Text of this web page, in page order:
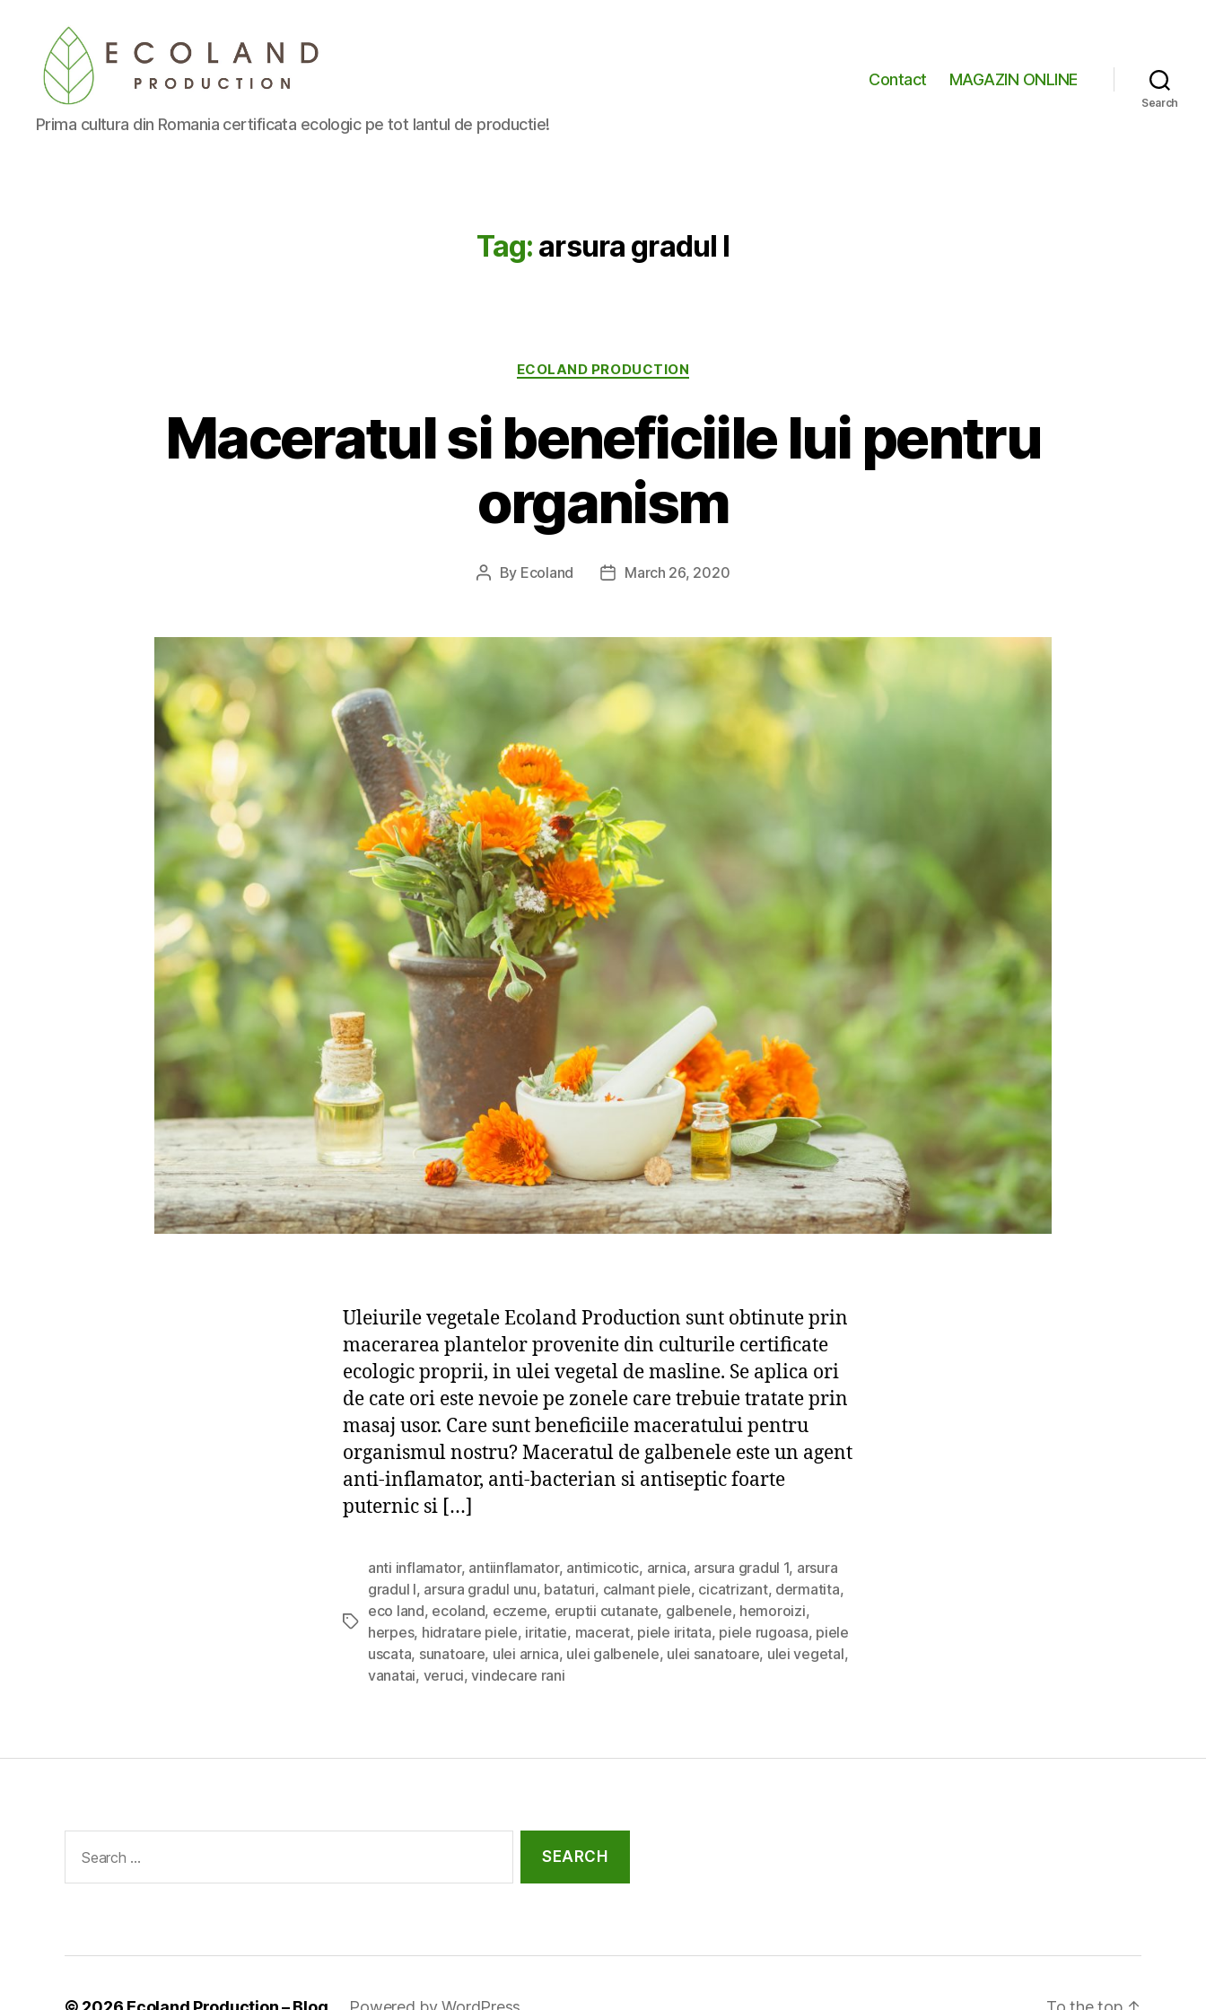
Ecoland
Production
Prima cultura din Romania certificata ecologic pe tot lantul de productie!
Contact MAGAZIN ONLINE
Search
Tag: arsura gradul I
Categories
ECOLAND PRODUCTION
Maceratul si beneficiile lui pentru
organism
Post
By Ecoland
PostMarch 26, 2020
Uleiurile vegetale Ecoland Production sunt obtinute prin
macerarea plantelor provenite din culturile certificate
ecologic proprii, in ulei vegetal de masline. Se aplica ori
de cate ori este nevoie pe zonele care trebuie tratate prin
masaj usor. Care sunt beneficiile maceratului pentru
organismul nostru? Maceratul de galbenele este un agent
anti-inflamator, anti-bacterian si antiseptic foarte
puternic si […]
Tags
anti inflamator, antiinflamator, antimicotic, arnica, arsura gradul 1, arsura
gradul I, arsura gradul unu, bataturi, calmant piele, cicatrizant, dermatita,
eco land, ecoland, eczeme, eruptii cutanate, galbenele, hemoroizi,
herpes, hidratare piele, iritatie, macerat, piele iritata, piele rugoasa, piele
uscata, sunatoare, ulei arnica, ulei galbenele, ulei sanatoare, ulei vegetal,
vanatai, veruci,vindecare rani
for: